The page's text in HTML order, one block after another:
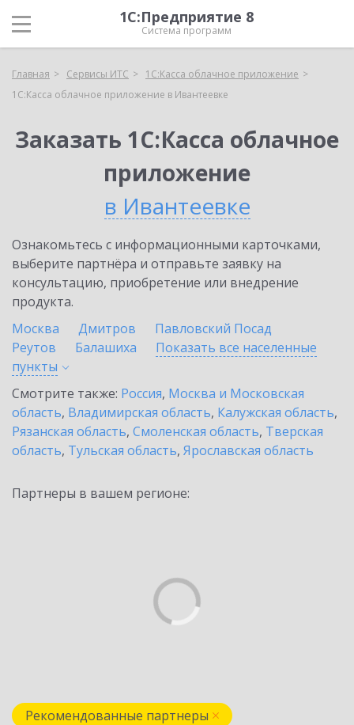
1С:Предприятие 8
Система программ
Главная Сервисы ИТС
1С:Касса облачное приложение
1С:Касса облачное приложение в Ивантеевке
Заказать 1С:Касса облачное
приложение
в Ивантеевке
Ознакомьтесь с информационными карточками,
выберите партнёра и отправьте заявку на
консультацию, приобретение или внедрение
продукта.
Москва
Дмитров
Павловский Посад
Реутов
Балашиха
Показать все населенные
пункты
Смотрите также: Россия, Москва и Московская
область, Владимирская область, Калужская область,
Рязанская область, Смоленская область, Тверская
область, Тульская область, Ярославская область
Партнеры в вашем регионе:
Рекомендованные партнеры